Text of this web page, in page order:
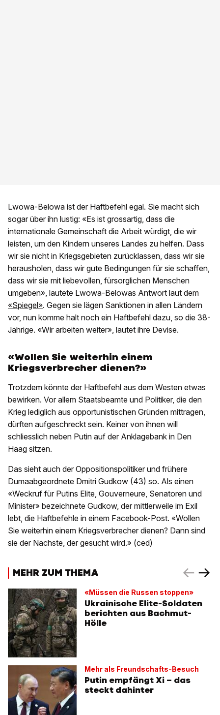
Lwowa-Belowa ist der Haftbefehl egal. Sie macht sich
sogar über ihn lustig: «Es ist grossartig, dass die
internationale Gemeinschaft die Arbeit würdigt, die wir
leisten, um den Kindern unseres Landes zu helfen. Dass
wir sie nicht in Kriegsgebieten zurücklassen, dass wir sie
herausholen, dass wir gute Bedingungen für sie schaffen,
dass wir sie mit liebevollen, fürsorglichen Menschen
umgeben», lautete Lwowa-Belowas Antwort laut dem
«Spiegel». Gegen sie lägen Sanktionen in allen Ländern
vor, nun komme halt noch ein Haftbefehl dazu, so die 38-
Jährige. «Wir arbeiten weiter», lautet ihre Devise.
«Wollen Sie weiterhin einem
Kriegsverbrecher dienen?»
Trotzdem könnte der Haftbefehl aus dem Westen etwas
bewirken. Vor allem Staatsbeamte und Politiker, die den
Krieg lediglich aus opportunistischen Gründen mittragen,
dürften aufgeschreckt sein. Keiner von ihnen will
schliesslich neben Putin auf der Anklagebank in Den
Haag sitzen.
Das sieht auch der Oppositionspolitiker und frühere
Dumaabgeordnete Dmitri Gudkow (43) so. Als einen
«Weckruf für Putins Elite, Gouverneure, Senatoren und
Minister» bezeichnete Gudkow, der mittlerweile im Exil
lebt, die Haftbefehle in einem Facebook-Post. «Wollen
Sie weiterhin einem Kriegsverbrecher dienen? Dann sind
sie der Nächste, der gesucht wird.» (ced)
MEHR ZUM THEMA
«Müssen die Russen stoppen»
Ukrainische Elite-Soldaten
berichten aus Bachmut-
Hölle
Mehr als Freundschafts-Besuch
Putin empfängt Xi – das
steckt dahinter